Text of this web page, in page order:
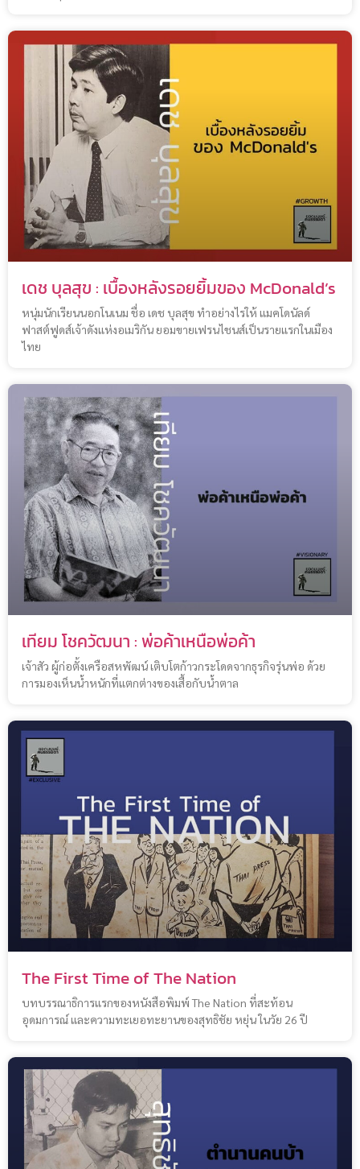
เดช บุลสุข : เบื้องหลังรอยยิ้มของ McDonald’s
หนุ่มนักเรียนนอกโนเนม ชื่อ เดช บุลสุข ทำอย่างไรให้ แมคโดนัลด์
ฟาสต์ฟูดส์เจ้าดังแห่งอเมริกัน ยอมขายเฟรนไชนส์เป็นรายแรกในเมือง
ไทย
เทียม โชควัฒนา : พ่อค้าเหนือพ่อค้า
เจ้าสัว ผู้ก่อตั้งเครือสหพัฒน์ เติบโตก้าวกระโดดจากธุรกิจรุ่นพ่อ ด้วย
การมองเห็นน้ำหนักที่แตกต่างของเสื้อกับน้ำตาล
The First Time of The Nation
บทบรรณาธิการแรกของหนังสือพิมพ์ The Nation ที่สะท้อน
อุดมการณ์ และความทะเยอทะยานของสุทธิชัย หยุ่น ในวัย 26 ปี